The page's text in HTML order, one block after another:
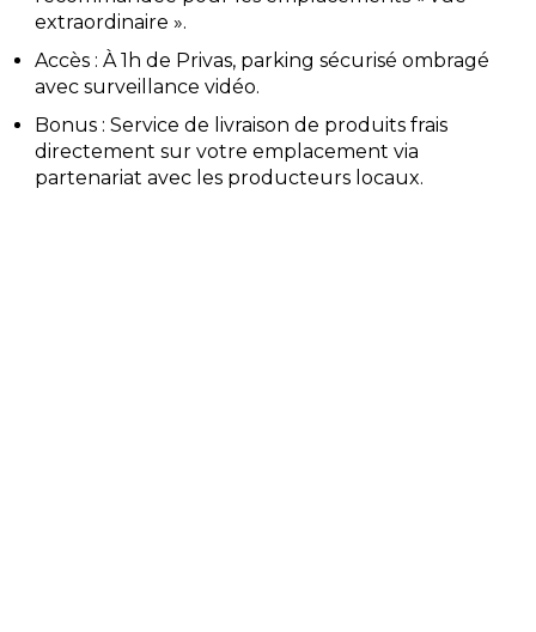
extraordinaire ».
Accès : À 1h de Privas, parking sécurisé ombragé
avec surveillance vidéo.
Bonus : Service de livraison de produits frais
directement sur votre emplacement via
partenariat avec les producteurs locaux.